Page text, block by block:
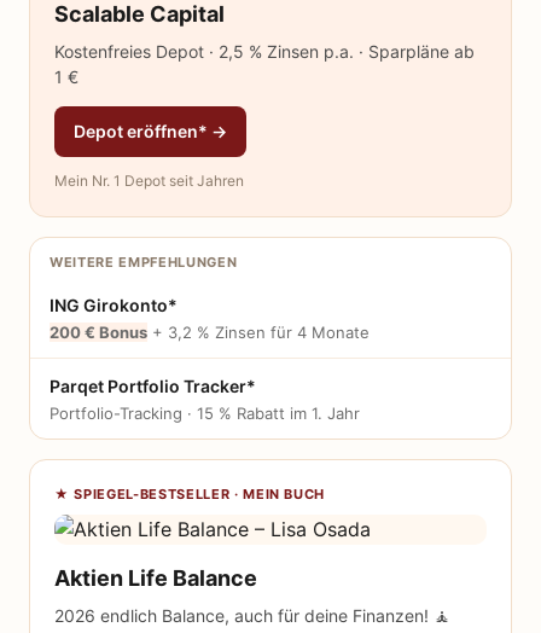
Scalable Capital
Kostenfreies Depot · 2,5 % Zinsen p.a. · Sparpläne ab
1 €
Depot eröffnen* →
Mein Nr. 1 Depot seit Jahren
WEITERE EMPFEHLUNGEN
ING Girokonto*
200 € Bonus + 3,2 % Zinsen für 4 Monate
Parqet Portfolio Tracker*
Portfolio-Tracking · 15 % Rabatt im 1. Jahr
★ SPIEGEL-BESTSELLER · MEIN BUCH
Aktien Life Balance
2026 endlich Balance, auch für deine Finanzen! 🧘